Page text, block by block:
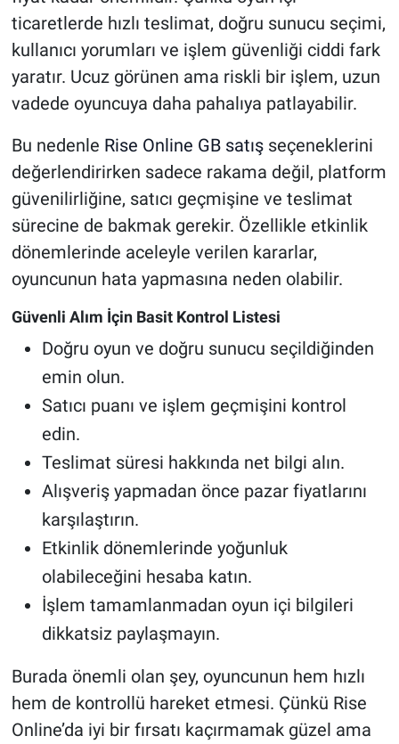
ticaretlerde hızlı teslimat, doğru sunucu seçimi,
kullanıcı yorumları ve işlem güvenliği ciddi fark
yaratır. Ucuz görünen ama riskli bir işlem, uzun
vadede oyuncuya daha pahalıya patlayabilir.
Bu nedenle Rise Online GB satışseçeneklerini
değerlendirirken sadece rakama değil, platform
güvenilirliğine, satıcı geçmişine ve teslimat
sürecine de bakmak gerekir. Özellikle etkinlik
dönemlerinde aceleyle verilen kararlar,
oyuncunun hata yapmasına neden olabilir.
Güvenli Alım İçin Basit Kontrol Listesi
Doğru oyun ve doğru sunucu seçildiğinden
emin olun.
Satıcı puanı ve işlem geçmişini kontrol
edin.
Teslimat süresi hakkında net bilgi alın.
Alışveriş yapmadan önce pazar fiyatlarını
karşılaştırın.
Etkinlik dönemlerinde yoğunluk
olabileceğini hesaba katın.
İşlem tamamlanmadan oyun içi bilgileri
dikkatsiz paylaşmayın.
Burada önemli olan şey, oyuncunun hem hızlı
hem de kontrollü hareket etmesi. Çünkü Rise
Online’da iyi bir fırsatı kaçırmamak güzel ama